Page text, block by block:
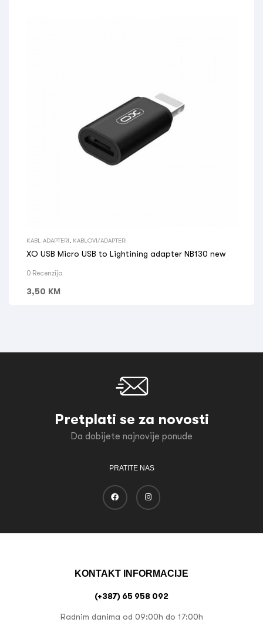
KABL ADAPTERI KABLOVI/ADAPTERI
XO USB Micro USB to Lightining adapter NB130 new
0 Recenzija
3,50 KM
Pretplati se za novosti
Da dobijete najnovije ponude
PRATITE NAS
KONTAKT INFORMACIJE
(+387) 65 958 092
Radnim danima od 09:00h do 17:00h